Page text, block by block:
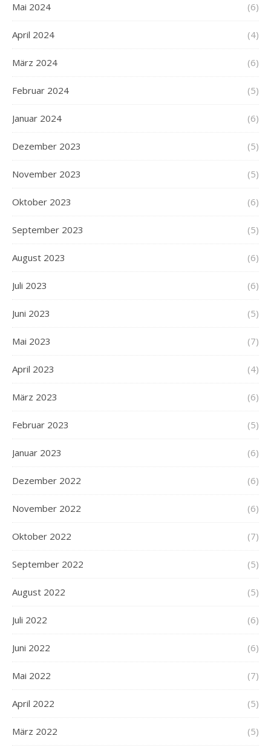
Mai 2024 (6)
April 2024 (4)
März 2024 (6)
Februar 2024 (5)
Januar 2024 (6)
Dezember 2023 (5)
November 2023 (5)
Oktober 2023 (6)
September 2023 (5)
August 2023 (6)
Juli 2023 (6)
Juni 2023 (5)
Mai 2023 (7)
April 2023 (4)
März 2023 (6)
Februar 2023 (5)
Januar 2023 (6)
Dezember 2022 (6)
November 2022 (6)
Oktober 2022 (7)
September 2022 (5)
August 2022 (5)
Juli 2022 (6)
Juni 2022 (6)
Mai 2022 (7)
April 2022 (5)
März 2022 (5)